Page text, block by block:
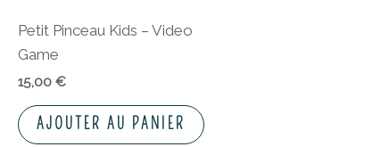
Petit Pinceau Kids – Video
Game
15,00 €
AJOUTER AU PANIER